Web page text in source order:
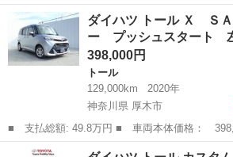
ー名： ダイハツ ■ 車種名： トール ■ グレ
Ｇ ９インチディスプレイオーディオ パノラ
車保証・...
東京 町田市 トール
ダイハツ トール Ｘ Ｓ
ー プッシュスタート
398,000円
トール
129,000km
2020年
神奈川県 厚木市
■ 支払総額: 49.8万円 ■ 車両本体価格： 398,000 円 ■ メーカー
名： ダイハツ ■ 車種名： トール ■ グレ
神奈川 トール